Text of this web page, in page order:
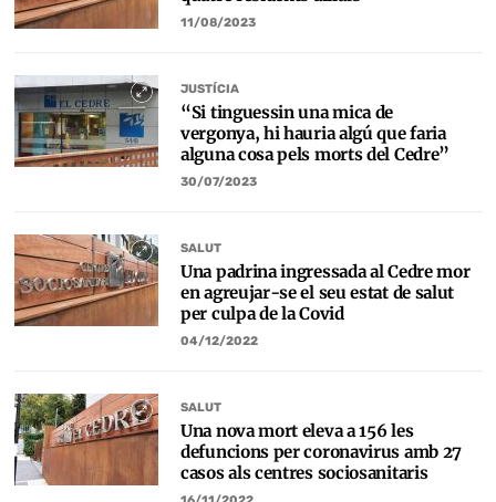
11/08/2023
JUSTÍCIA
“Si tinguessin una mica de
vergonya, hi hauria algú que faria
alguna cosa pels morts del Cedre”
30/07/2023
SALUT
Una padrina ingressada al Cedre mor
en agreujar-se el seu estat de salut
per culpa de la Covid
04/12/2022
SALUT
Una nova mort eleva a 156 les
defuncions per coronavirus amb 27
casos als centres sociosanitaris